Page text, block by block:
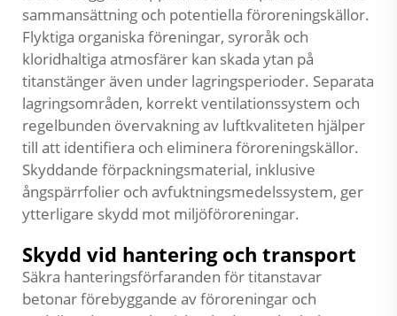
sammansättning och potentiella föroreningskällor.
Flyktiga organiska föreningar, syroråk och
kloridhaltiga atmosfärer kan skada ytan på
titanstänger även under lagringsperioder. Separata
lagringsområden, korrekt ventilationssystem och
regelbunden övervakning av luftkvaliteten hjälper
till att identifiera och eliminera föroreningskällor.
Skyddande förpackningsmaterial, inklusive
ångspärrfolier och avfuktningsmedelssystem, ger
ytterligare skydd mot miljöföroreningar.
Skydd vid hantering och transport
Säkra hanteringsförfaranden för titanstavar
betonar förebyggande av föroreningar och